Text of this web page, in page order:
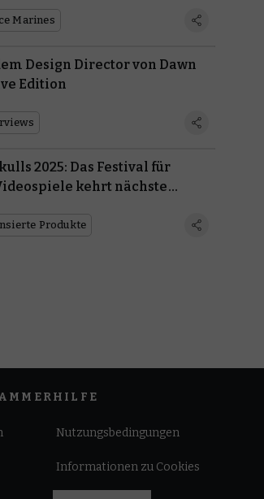
Marines
Design Director von Dawn
Edition
2025: Das Festival für
kehrt nächste
Produkte
HILFE
Nutzungsbedingungen
Informationen zu Cookies